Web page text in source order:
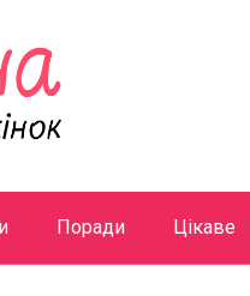
Поради Цікаве